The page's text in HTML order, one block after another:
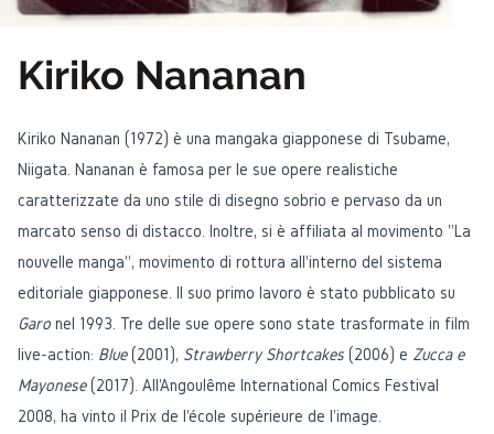
Kiriko Nananan
Kiriko Nananan (1972) è una mangaka giapponese di Tsubame,
Niigata. Nananan è famosa per le sue opere realistiche
caratterizzate da uno stile di disegno sobrio e pervaso da un
marcato senso di distacco. Inoltre, si è affiliata al movimento "La
nouvelle manga", movimento di rottura all'interno del sistema
editoriale giapponese. Il suo primo lavoro è stato pubblicato su
Garo nel 1993. Tre delle sue opere sono state trasformate in film
live-action: Blue(2001), Strawberry Shortcakes (2006) e Zucca e
Mayonese(2017). All'Angoulême International Comics Festival
2008, ha vinto il Prix de l'école supérieure de l'image.